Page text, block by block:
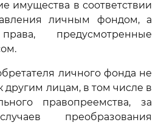
имущества в соответствии
личным фондом, а
предусмотренные
личного фонда не
другим лицам, в том числе в
правопреемства, за
преобразования